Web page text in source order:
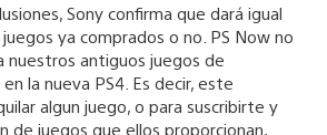
Sony confirma que dará igual
ya comprados o no. PS Now no
nuestros antiguos juegos de
la nueva PS4. Es decir, este
algun juego, o para suscribirte y
de juegos que ellos proporcionan,